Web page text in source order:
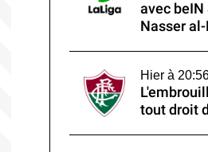
avec
Nasser
Hier à
tout droit